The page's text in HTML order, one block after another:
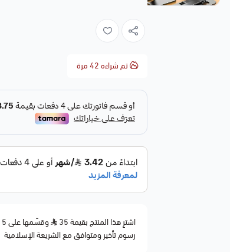
تم شراءه42مرة
اشترِ هذا المنتج بقيمة 35
رسوم تأخير ومتوافق مع الشريعة الإسلامية